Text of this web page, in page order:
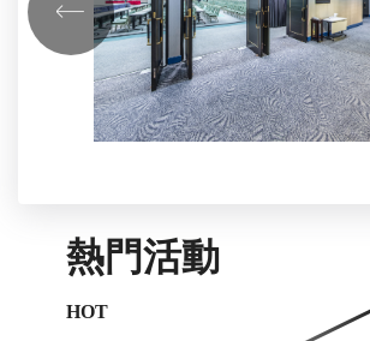
熱門活動
HOT